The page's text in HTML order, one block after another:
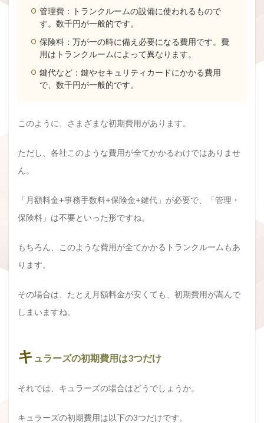
管理費：トランクルームの設備に使われるもので
す。数千円が一般的です。
保険料：万が一の時に備え必要になる費用です。費
用はトランクルームによって異なります。
鍵代など：鍵やセキュリティカードにかかる費用
で、数千円が一般的です。
このように、さまざまな初期費用があります。
ただし、各社このような費用が全てかかるわけではありませ
ん。
「月額料金+事務手数料+保険金+鍵代」が必要で、「管理・
保険料」は不要といった形ですね。
もちろん、このような費用が全てかかるトランクルームもあ
ります。
その場合は、たとえ月額料金が安くても、初期費用が嵩んで
しまいますね。
キ ュラーズの初期費用は3つだけ
それでは、キュラーズの場合はどうでしょうか。
キュラーズの初期費用は以下の3つだけです。